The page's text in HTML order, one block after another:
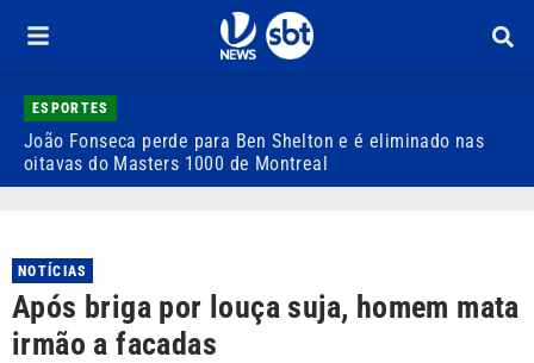
ESPORTES
João Fonseca perde para Ben Shelton e é eliminado nas
oitavas do Masters 1000 de Montreal
NOTÍCIAS
Após briga por louça suja, homem mata
irmão a facadas